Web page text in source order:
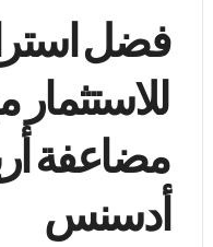
فضل
مضاعفة
أدسنس